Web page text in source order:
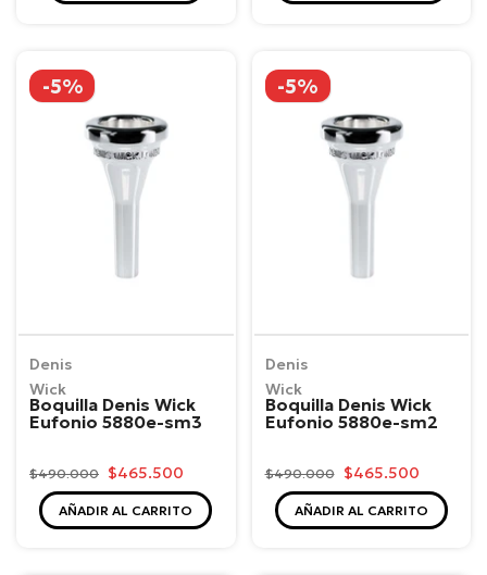
-5%
Denis
Wick
Boquilla Denis Wick
Eufonio 5880e-sm3
$490.000 $465.500
AÑADIR AL CARRITO
-5%
Denis
Wick
Boquilla Denis Wick
Eufonio 5880e-sm2
$490.000 $465.500
AÑADIR AL CARRITO